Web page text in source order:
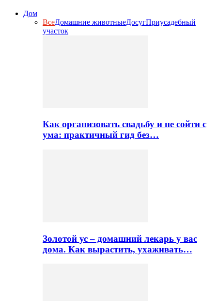
Дом
ВсеДомашние животныеДосугПриусадебный
участок
Как организовать свадьбу и не сойти с
ума: практичный гид без…
Золотой ус – домашний лекарь у вас
дома. Как вырастить, ухаживать…